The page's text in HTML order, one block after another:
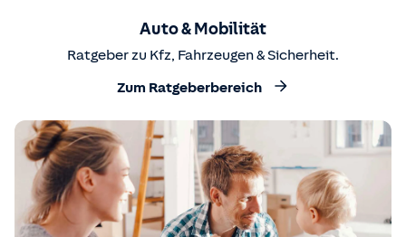
Auto & Mobilität
Ratgeber zu Kfz, Fahrzeugen & Sicherheit.
Zum Ratgeberbereich